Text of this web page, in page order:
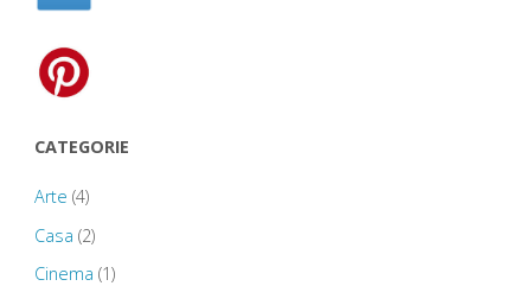
CATEGORIE
Arte (4)
Casa (2)
Cinema (1)